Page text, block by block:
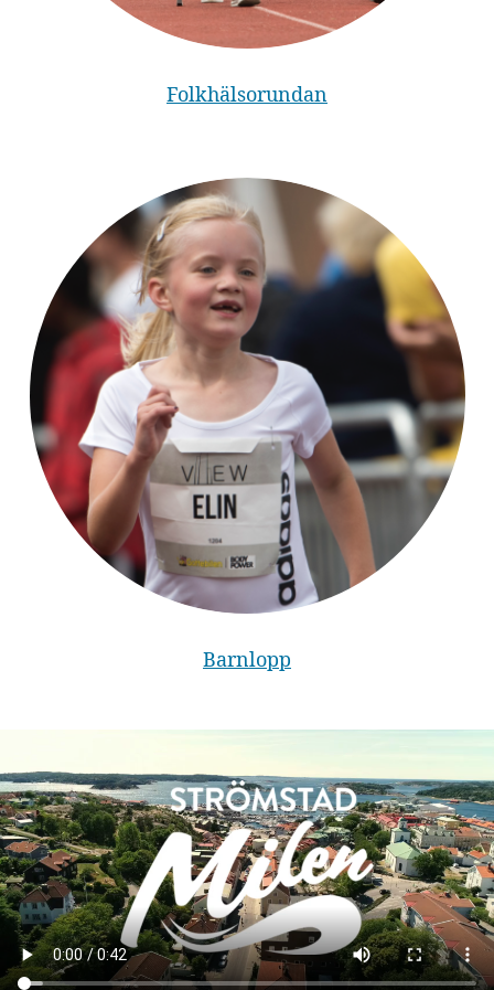
Folkhälsorundan
Barnlopp